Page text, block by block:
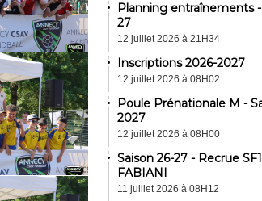
Planning entraînements -
27
12 juillet 2026 à 21H34
Inscriptions 2026-2027
12 juillet 2026 à 08H02
Poule Prénationale M -
2027
12 juillet 2026 à 08H00
Saison 26-27 - Recrue
FABIANI
11 juillet 2026 à 08H12